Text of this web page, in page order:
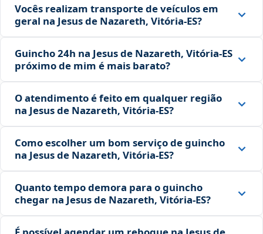
Vocês realizam transporte de veículos em
geral na Jesus de Nazareth, Vitória‑ES?
Guincho 24h na Jesus de Nazareth, Vitória‑ES
próximo de mim é mais barato?
O atendimento é feito em qualquer região
na Jesus de Nazareth, Vitória‑ES?
Como escolher um bom serviço de guincho
na Jesus de Nazareth, Vitória‑ES?
Quanto tempo demora para o guincho
chegar na Jesus de Nazareth, Vitória‑ES?